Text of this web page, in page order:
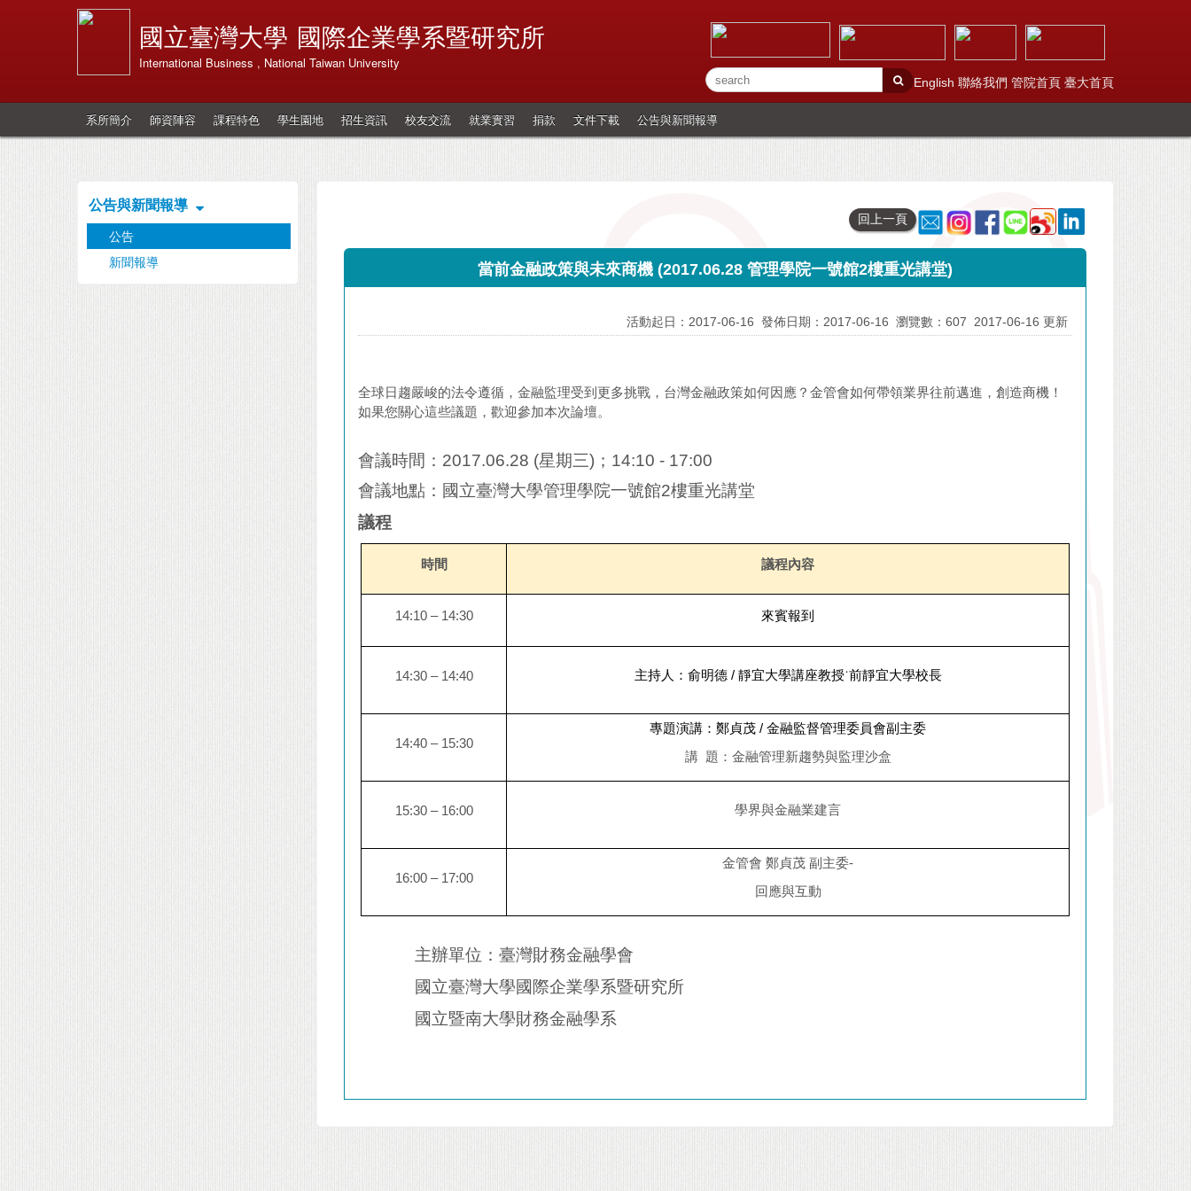
國立臺灣大學 國際企業學系暨研究所
International Business , National Taiwan University
English 聯絡我們 管院首頁 臺大首頁
系所簡介 師資陣容 課程特色 學生園地 招生資訊 校友交流 就業實習 捐款 文件下載 公告與新聞報導
公告與新聞報導
公告
新聞報導
回上一頁
當前金融政策與未來商機 (2017.06.28 管理學院一號館2樓重光講堂)
活動起日：2017-06-16 發佈日期：2017-06-16 瀏覽數：607 2017-06-16 更新
全球日趨嚴峻的法令遵循，金融監理受到更多挑戰，台灣金融政策如何因應？金管會如何帶領業界往前邁進，創造商機！
如果您關心這些議題，歡迎參加本次論壇。
會議時間： 2017.06.28 (星期三) ； 14:10 - 17:00
會議地點：國立臺灣大學管理學院一號館2樓重光講堂
議程
時間 議程內容
14:10 – 14:30 來賓報到
14:30 – 14:40 主持人：俞明德/ 靜宜大學講座教授˙前靜宜大學校長
14:40 – 15:30
專題演講：鄭貞茂 / 金融監督管理委員會副主委
講 題：金融管理新趨勢與監理沙盒
15:30 – 16:00 學界與金融業建言
16:00 – 17:00
金管會 鄭貞茂 副主委-
回應與互動
主辦單位：臺灣財務金融學會
國立臺灣大學國際企業學系暨研究所
國立暨南大學財務金融學系